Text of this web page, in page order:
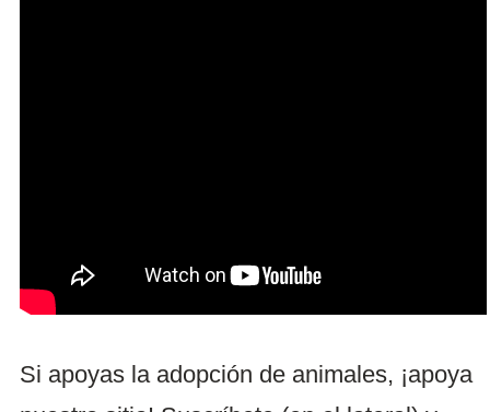
Si apoyas la adopción de animales, ¡apoya